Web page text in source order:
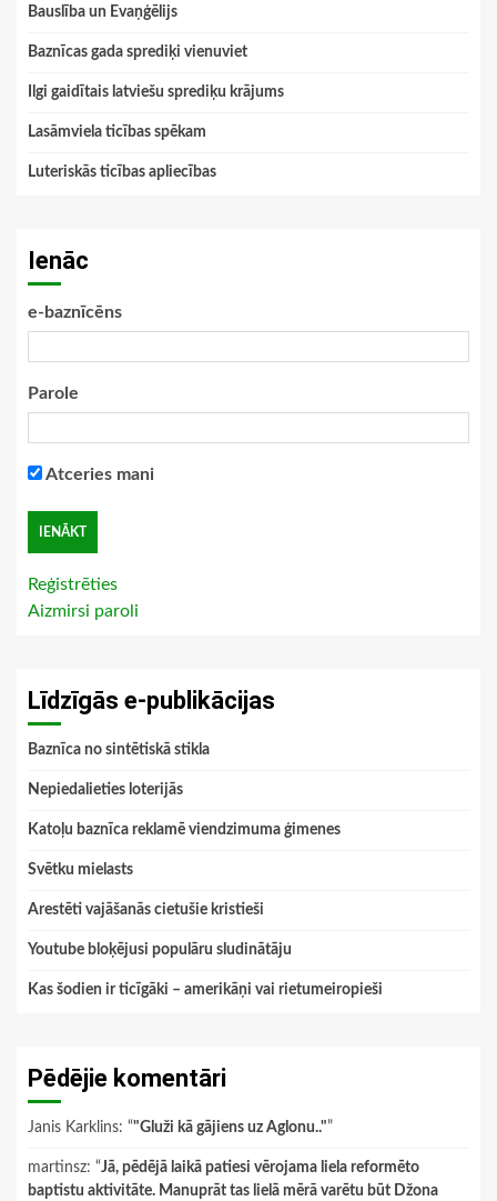
Bauslība un Evaņģēlijs
Baznīcas gada sprediķi vienuviet
Ilgi gaidītais latviešu sprediķu krājums
Lasāmviela ticības spēkam
Luteriskās ticības apliecības
Ienāc
e-baznīcēns
Parole
Atceries mani
Reģistrēties
Aizmirsi paroli
Līdzīgās e-publikācijas
Baznīca no sintētiskā stikla
Nepiedalieties loterijās
Katoļu baznīca reklamē viendzimuma ģimenes
Svētku mielasts
Arestēti vajāšanās cietušie kristieši
Youtube bloķējusi populāru sludinātāju
Kas šodien ir ticīgāki – amerikāņi vai rietumeiropieši
Pēdējie komentāri
Janis Karklins: “"Gluži kā gājiens uz Aglonu.."”
martinsz: “Jā, pēdējā laikā patiesi vērojama liela reformēto
baptistu aktivitāte. Manuprāt tas lielā mērā varētu būt Džona